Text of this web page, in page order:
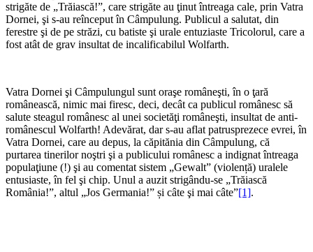
strigăte de „Trăiască!”, care strigăte au ţinut întreaga cale, prin Vatra
Dornei, şi s-au reînceput în Câmpulung. Publicul a salutat, din
ferestre şi de pe străzi, cu batiste şi urale entuziaste Tricolorul, care a
fost atât de grav insultat de incalificabilul Wolfarth.
Vatra Dornei şi Câmpulungul sunt oraşe româneşti, în o ţară
românească, nimic mai firesc, deci, decât ca publicul românesc să
salute steagul românesc al unei societăţi româneşti, insultat de anti-
românescul Wolfarth! Adevărat, dar s-au aflat patrusprezece evrei, în
Vatra Dornei, care au depus, la căpitănia din Câmpulung, că
purtarea tinerilor noştri şi a publicului românesc a indignat întreaga
populaţiune (!) şi au comentat sistem „Gewalt” (violență) uralele
entusiaste, în fel şi chip. Unul a auzit strigându-se „Trăiască
România!”, altul „Jos Germania!” și câte şi mai câte”[1].